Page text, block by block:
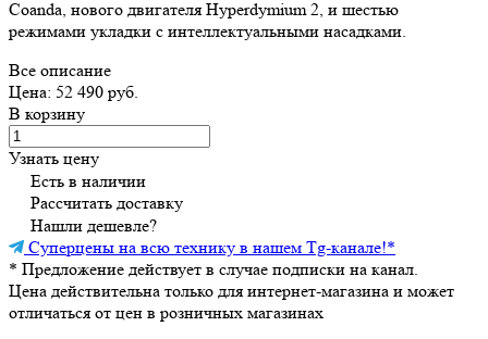
Coanda, нового двигателя Hyperdymium 2, и шестью
режимами укладки с интеллектуальными насадками.
Все описание
Цена: 52 490 руб.
В корзину
Узнать цену
Есть в наличии
Рассчитать доставку
Нашли дешевле?
Суперцены на всю технику в нашем Tg-канале!*
* Предложение действует в случае подписки на канал.
Цена действительна только для интернет-магазина и может
отличаться от цен в розничных магазинах